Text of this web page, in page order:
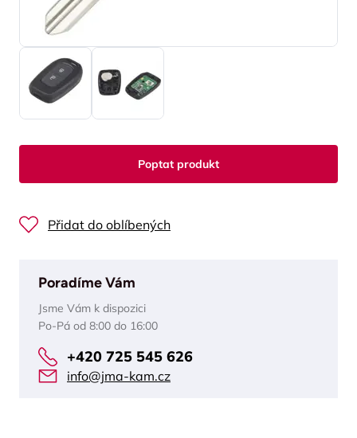
Poptat produkt
Přidat do oblíbených
Poradíme Vám
Jsme Vám k dispozici
Po-Pá od 8:00 do 16:00
+420 725 545 626
info@jma-kam.cz